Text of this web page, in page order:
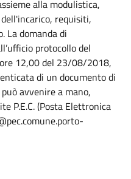
alla modulistica,
requisiti,
La domanda di
protocollo del
12,00 del 23/08/2018,
di un documento di
avvenire a mano,
P.E.C. (Posta Elettronica